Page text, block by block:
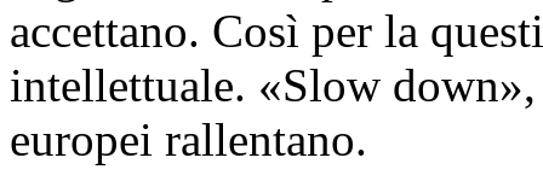
accettano. Così per la
intellettuale. «Slow
europei rallentano.